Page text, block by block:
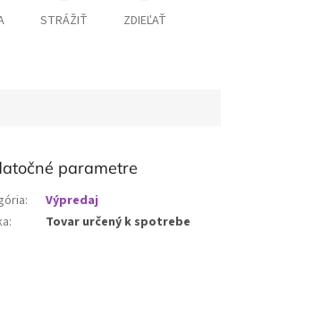
STRÁŽIŤ ZDIEĽAŤ
parametre
:
Výpredaj
: Tovar určený k spotrebe